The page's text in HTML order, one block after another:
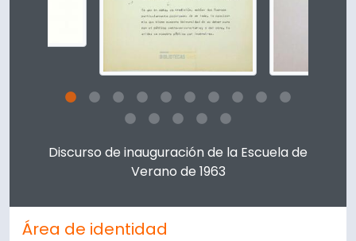
Discurso de inauguración de la Escuela de
Verano de 1963
Área de identidad